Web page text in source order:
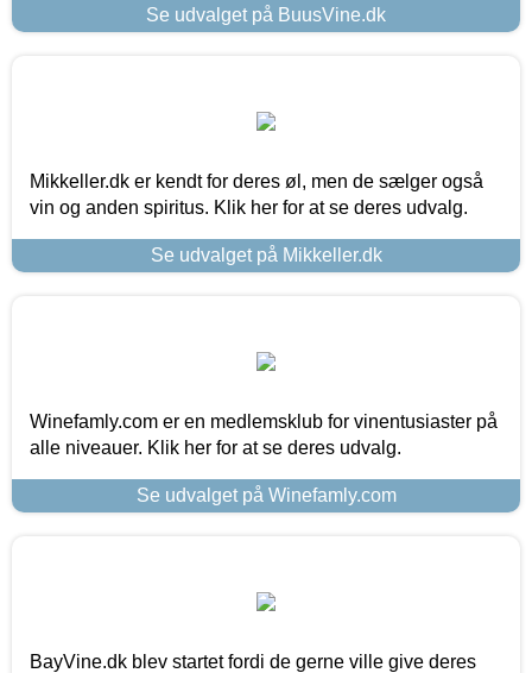
Se udvalget på BuusVine.dk
Mikkeller.dk er kendt for deres øl, men de sælger også
vin og anden spiritus. Klik her for at se deres udvalg.
Se udvalget på Mikkeller.dk
Winefamly.com er en medlemsklub for vinentusiaster på
alle niveauer. Klik her for at se deres udvalg.
Se udvalget på Winefamly.com
BayVine.dk blev startet fordi de gerne ville give deres